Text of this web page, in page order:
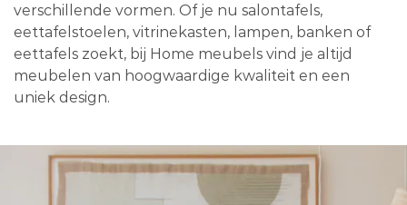
verschillende vormen. Of je nu salontafels,
eettafelstoelen, vitrinekasten, lampen, banken of
eettafels zoekt, bij Home meubels vind je altijd
meubelen van hoogwaardige kwaliteit en een
uniek design.